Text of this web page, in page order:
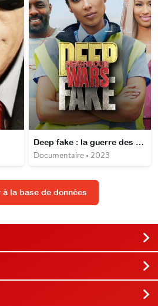
Deep fake : la guerre des (fausses) célébrités
Documentaire • 2023
à la base de données